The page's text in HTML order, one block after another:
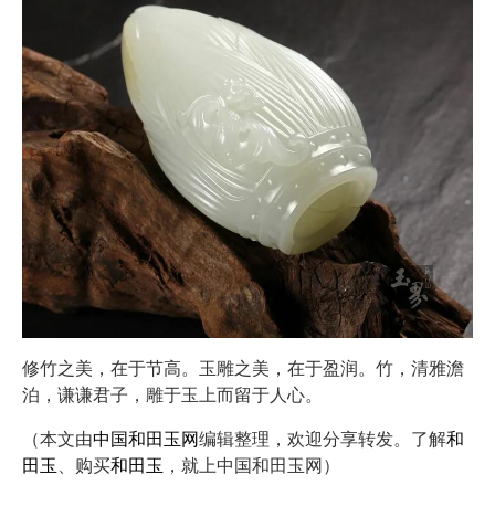
修竹之美，在于节高。玉雕之美，在于盈润。竹，清雅澹
泊，谦谦君子，雕于玉上而留于人心。
（本文由中国和田玉网编辑整理，欢迎分享转发。了解和
田玉
、购买和田玉 ，就上中国和田玉网）